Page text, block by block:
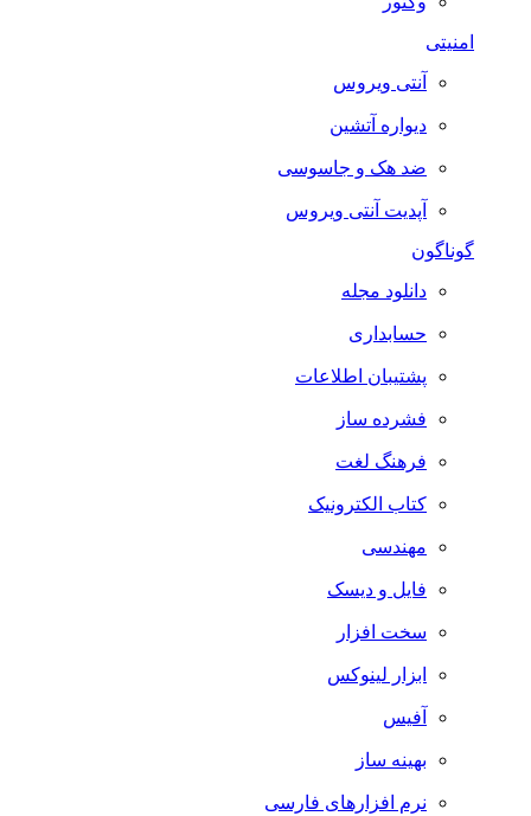
امنیتی
آنتی ویروس
دیواره آتشین
ضد هک و جاسوسی
آپدیت آنتی ویروس
گوناگون
دانلود مجله
حسابداری
پشتیبان اطلاعات
فشرده ساز
فرهنگ لغت
کتاب الکترونیک
مهندسی
فایل و دیسک
سخت افزار
ابزار لینوکس
آفیس
بهینه ساز
نرم افزارهای فارسی